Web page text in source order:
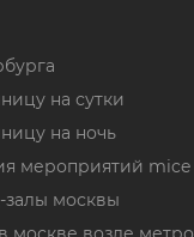
на сутки
на ночь
мероприятий mice
москвы